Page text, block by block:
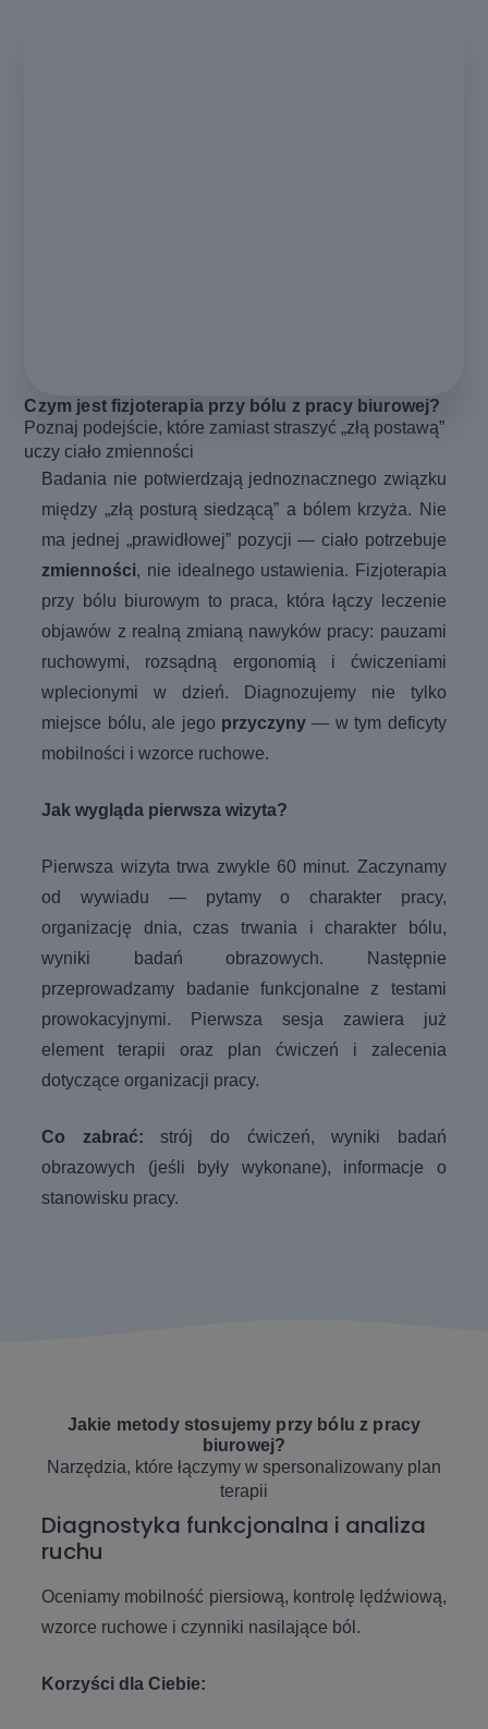
Czym jest fizjoterapia przy bólu z pracy biurowej?
Poznaj podejście, które zamiast straszyć „złą postawą”
uczy ciało zmienności
Badania nie potwierdzają jednoznacznego związku
między „złą posturą siedzącą” a bólem krzyża. Nie
ma jednej „prawidłowej” pozycji — ciało potrzebuje
zmienności, nie idealnego ustawienia. Fizjoterapia
przy bólu biurowym to praca, która łączy leczenie
objawów z realną zmianą nawyków pracy: pauzami
ruchowymi, rozsądną ergonomią i ćwiczeniami
wplecionymi w dzień. Diagnozujemy nie tylko
miejsce bólu, ale jego przyczyny — w tym deficyty
mobilności i wzorce ruchowe.
Jak wygląda pierwsza wizyta?
Pierwsza wizyta trwa zwykle 60 minut. Zaczynamy
od wywiadu — pytamy o charakter pracy,
organizację dnia, czas trwania i charakter bólu,
wyniki badań obrazowych. Następnie
przeprowadzamy badanie funkcjonalne z testami
prowokacyjnymi. Pierwsza sesja zawiera już
element terapii oraz plan ćwiczeń i zalecenia
dotyczące organizacji pracy.
Co zabrać: strój do ćwiczeń, wyniki badań
obrazowych (jeśli były wykonane), informacje o
stanowisku pracy.
Jakie metody stosujemy przy bólu z pracy
biurowej?
Narzędzia, które łączymy w spersonalizowany plan
terapii
Diagnostyka funkcjonalna i analiza
ruchu
Oceniamy mobilność piersiową, kontrolę lędźwiową,
wzorce ruchowe i czynniki nasilające ból.
Korzyści dla Ciebie: